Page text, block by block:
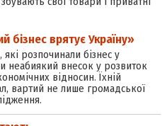
врятує Україну»
які розпочинали бізнес у
неабиякий внесок у розвиток
відносин. Їхній
вартий не лише громадської